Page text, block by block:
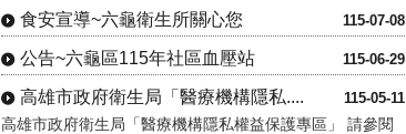
115-07-08
食安宣導~六龜衛生所關心您
115-06-29
公告~六龜區115年社區血壓站
115-05-11
高雄市政府衛生局「醫療機構隱私....
高雄市政府衛生局「醫療機構隱私權益保護專區」 請參閱